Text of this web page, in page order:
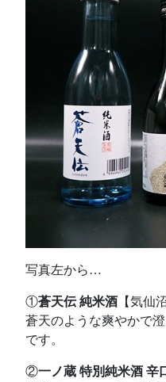
写真左から…
①蒼天伝 純米酒 【気仙
蒼天のような爽やかで
です。
②一ノ蔵 特別純米酒 辛